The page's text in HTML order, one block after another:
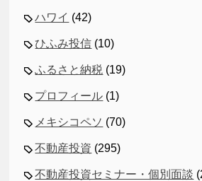
ハワイ (42)
ひふみ投信 (10)
ふるさと納税 (19)
プロフィール (1)
メキシコペソ (70)
不動産投資 (295)
不動産投資セミナー・個別面談